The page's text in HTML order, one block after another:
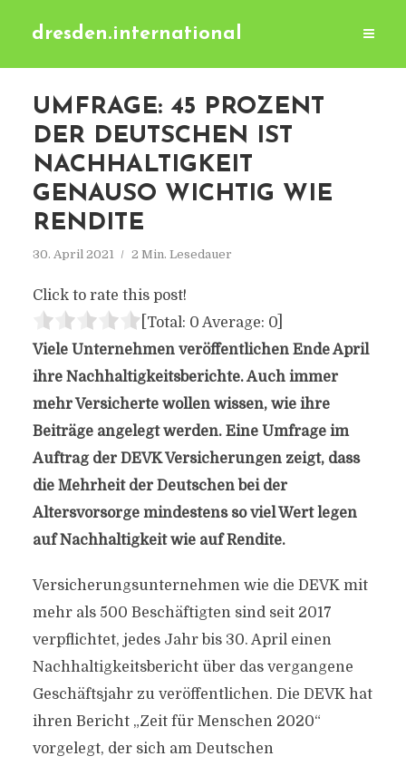
dresden.international
UMFRAGE: 45 PROZENT
DER DEUTSCHEN IST
NACHHALTIGKEIT
GENAUSO WICHTIG WIE
RENDITE
30. April 2021 2 Min. Lesedauer
Click to rate this post!
[Total: 0 Average: 0]
Viele Unternehmen veröffentlichen Ende April
ihre Nachhaltigkeitsberichte. Auch immer
mehr Versicherte wollen wissen, wie ihre
Beiträge angelegt werden. Eine Umfrage im
Auftrag der DEVK Versicherungen zeigt, dass
die Mehrheit der Deutschen bei der
Altersvorsorge mindestens so viel Wert legen
auf Nachhaltigkeit wie auf Rendite.
Versicherungsunternehmen wie die DEVK mit
mehr als 500 Beschäftigten sind seit 2017
verpflichtet, jedes Jahr bis 30. April einen
Nachhaltigkeitsbericht über das vergangene
Geschäftsjahr zu veröffentlichen. Die DEVK hat
ihren Bericht „Zeit für Menschen 2020“
vorgelegt, der sich am Deutschen